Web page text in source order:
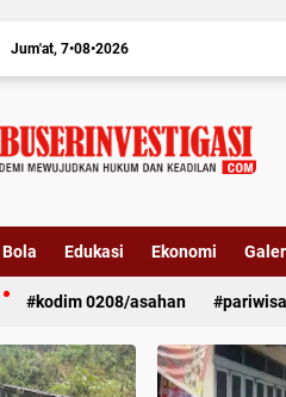
Jum'at 7•08•2026
Bola Edukasi Ekonomi
kodim 0208/asahan